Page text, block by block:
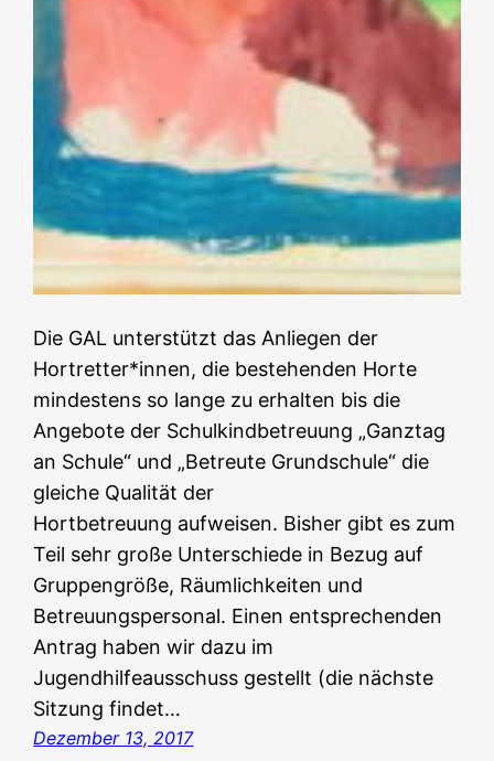
Die GAL unterstützt das Anliegen der
Hortretter*innen, die bestehenden Horte
mindestens so lange zu erhalten bis die
Angebote der Schulkindbetreuung „Ganztag
an Schule“ und „Betreute Grundschule“ die
gleiche Qualität der
Hortbetreuung aufweisen. Bisher gibt es zum
Teil sehr große Unterschiede in Bezug auf
Gruppengröße, Räumlichkeiten und
Betreuungspersonal. Einen entsprechenden
Antrag haben wir dazu im
Jugendhilfeausschuss gestellt (die nächste
Sitzung findet…
Dezember 13, 2017